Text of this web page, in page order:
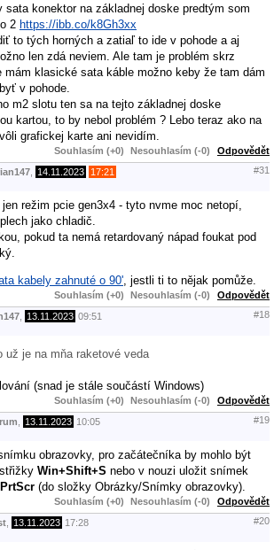
konektor na základnej doske predtým som
2 https://ibb.co/k8Gh3xx
to tých horných a zatiaľ to ide v pohode a aj
len zdá neviem. Ale tam je problém skrz
mám klasické sata káble možno keby že tam dám
v pohode.
m2 slotu ten sa na tejto základnej doske
kartou, to by nebol problém ? Lebo teraz ako na
grafickej karte ani nevidím.
Souhlasím (+0) Nesouhlasím (-0) Odpovědět
14.11.2023 17:21 #31
režim pcie gen3x4 - tyto nvme moc netopí,
jako chladič.
pokud ta nemá retardovaný nápad foukat pod
kabely zahnuté o 90' , jestli ti to nějak pomůže.
Souhlasím (+0) Nesouhlasím (-0) Odpovědět
13.11.2023 09:51 #18
už je na mňa raketové veda
(snad je stále součástí Windows)
Souhlasím (+0) Nesouhlasím (-0) Odpovědět
13.11.2023 10:05 #19
obrazovky, pro začátečníka by mohlo být
Win+Shift+S nebo v nouzi uložit snímek
(do složky Obrázky/Snímky obrazovky).
Souhlasím (+0) Nesouhlasím (-0) Odpovědět
13.11.2023 17:28 #20